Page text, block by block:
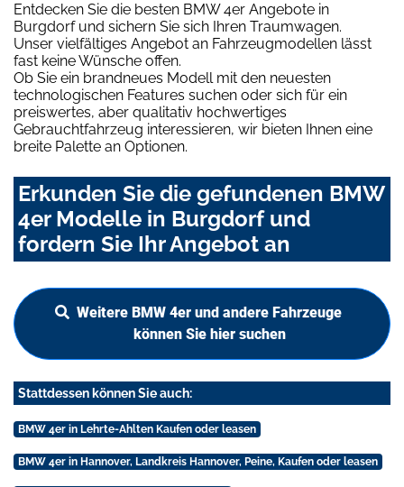
Entdecken Sie die besten BMW 4er Angebote in
Burgdorf und sichern Sie sich Ihren Traumwagen.
Unser vielfältiges Angebot an Fahrzeugmodellen lässt
fast keine Wünsche offen.
Ob Sie ein brandneues Modell mit den neuesten
technologischen Features suchen oder sich für ein
preiswertes, aber qualitativ hochwertiges
Gebrauchtfahrzeug interessieren, wir bieten Ihnen eine
breite Palette an Optionen.
Erkunden Sie die gefundenen BMW
4er Modelle in Burgdorf und
fordern Sie Ihr Angebot an
Weitere BMW 4er und andere Fahrzeuge
können Sie hier suchen
Stattdessen können Sie auch:
BMW 4er in Lehrte-Ahlten Kaufen oder leasen
BMW 4er in Hannover, Landkreis Hannover, Peine, Kaufen oder leasen